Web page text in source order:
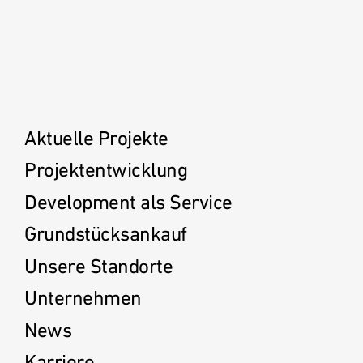
Česká
Slovensko
Aktuelle Projekte
Projektentwicklung
Development als Service
Grundstücksankauf
Unsere Standorte
Unternehmen
News